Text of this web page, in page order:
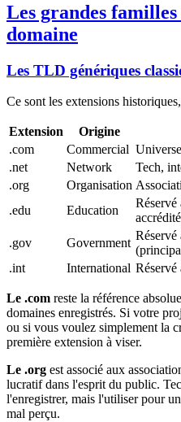
Les grandes
domaine
Les TLD génériques
Ce sont les extensions
Extension Origine
.com
Commercial
.net
Network
Tech,
.org
Organisation
.edu
Education
Réservé
.gov
Government
Réservé
.int
International Réservé
Le .com reste la référence
domaines enregistrés. Si votre
ou si vous voulez simplement la
première extension à viser.
Le .org est associé aux
lucratif dans l'esprit du public.
l'enregistrer, mais l'utiliser pour
mal perçu.